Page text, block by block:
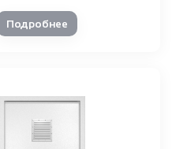
Подробнее